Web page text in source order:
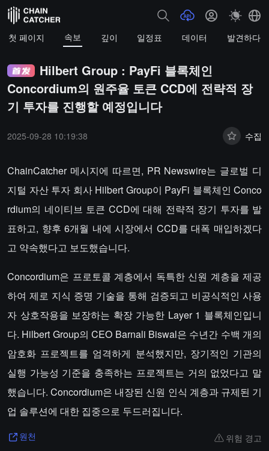
첫 페이지 속보 깊이 일정표 데이터 발견하다
Hilbert Group : PayFi 블록체인
Concordium의 원주율 토큰 CCD에 전략적 장
기 투자를 진행할 예정입니다
2025-09-28 10:19:38 수집
ChainCatcher 메시지에 따르면, PR Newswire는 글로벌 디
지털 자산 투자 회사 Hilbert Group이 PayFi 블록체인 Conco
rdium의 네이티브 토큰 CCD에 대해 전략적 장기 투자를 발
표하고, 향후 6개월 내에 시장에서 CCD를 대폭 매입하겠다
고 약속했다고 보도했습니다.
Concordium은 프로토콜 계층에서 독특한 신원 계층을 제공
하여 제로 지식 증명 기술을 통해 검증되고 비공식적인 사용
자 상호작용을 보장하는 확장 가능한 Layer 1 블록체인입니
다. Hilbert Group의 CEO Barnali Biswal은 수년간 수백 개의
암호화 프로젝트를 엄격하게 분석했지만, 장기적인 기관의
실행 가능성 기준을 충족하는 프로젝트는 거의 없었다고 말
했습니다. Concordium은 내장된 신원 인식 계층과 규제된 기
업 솔루션에 대한 집중으로 두드러집니다.
원천 위험 경고